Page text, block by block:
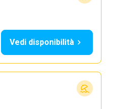
Vedi disponibilità